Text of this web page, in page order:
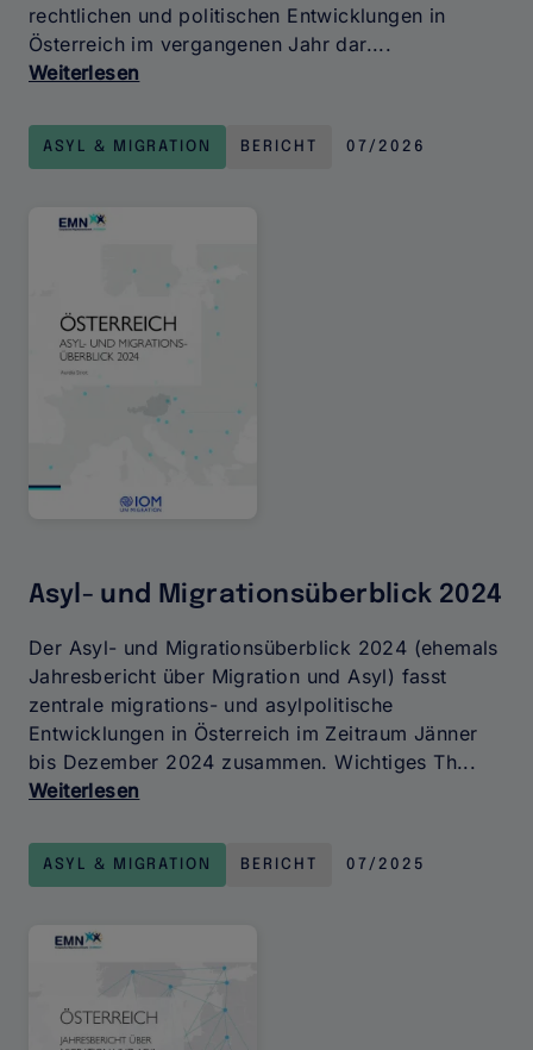
rechtlichen und politischen Entwicklungen in
Österreich im vergangenen Jahr dar....
Weiterlesen
Asyl-
und
ASYL & MIGRATION BERICHT 07/2026
Asyl- und Migrationsüberblick 2024
Der Asyl- und Migrationsüberblick 2024 (ehemals
Jahresbericht über Migration und Asyl) fasst
zentrale migrations- und asylpolitische
Entwicklungen in Österreich im Zeitraum Jänner
bis Dezember 2024 zusammen. Wichtiges Th...
Weiterlesen
und
Migrationsüberblick
ASYL & MIGRATION BERICHT 07/2025